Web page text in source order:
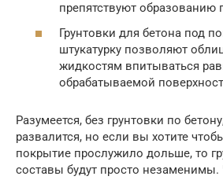
препятствуют образованию
Грунтовки для бетона под
штукатурку позволяют
жидкостям впитываться
обрабатываемой
Разумеется, без грунтовки по
развалится, но если вы хотите
покрытие прослужило дольше, то
составы будут просто